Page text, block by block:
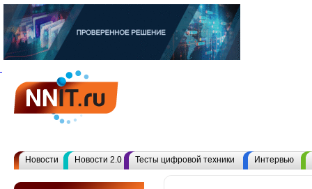
Новости Новости 2.0 Тесты цифровой техники Интервью